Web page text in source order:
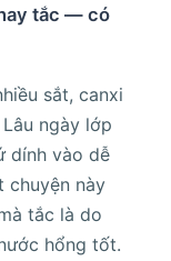
tắc — có
sắt, canxi
ngày lớp
dính vào dễ
chuyện này
tắc là do
hổng tốt.